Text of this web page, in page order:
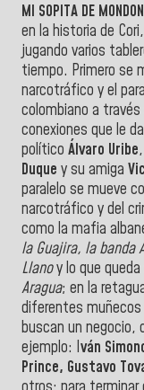
MI SOPITA DE
en la historia de
jugando varios
tiempo. Primero se
narcotráfico y el
colombiano a través
conexiones que le
político Álvaro Uribe
Duque y su amiga
paralelo se mueve
narcotráfico y del
como la mafia
la Guajira, la banda
Llanoy lo que queda
Aragua; en la
diferentes muñecos
buscan un negocio,
ejemplo: Iván
Prince, Gustavo